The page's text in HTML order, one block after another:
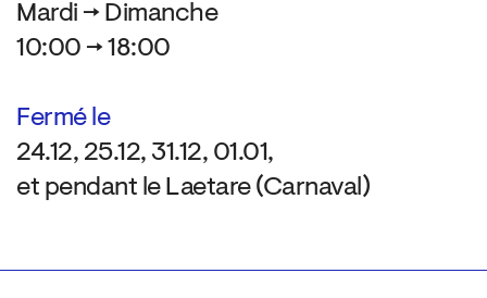
Mardi → Dimanche
10:00 → 18:00
Fermé le
24.12, 25.12, 31.12, 01.01,
et pendant le Laetare (Carnaval)